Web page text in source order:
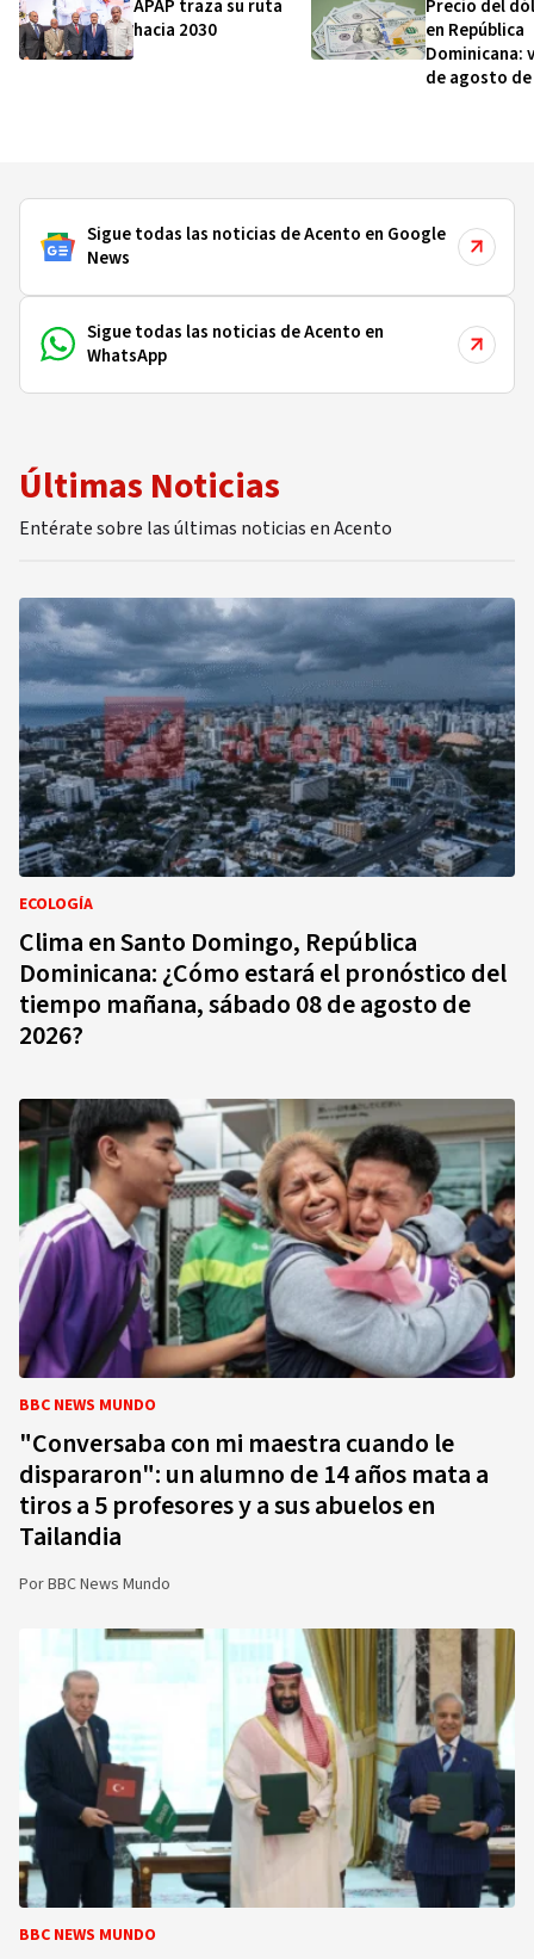
APAP traza su ruta
hacia 2030
Precio del
en República
Dominicana:
de agosto de
Sigue todas las noticias de Acento en Google
News
Sigue todas las noticias de Acento en
WhatsApp